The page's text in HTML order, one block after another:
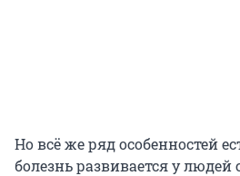
Но всё же ряд особенностей
болезнь развивается у людей